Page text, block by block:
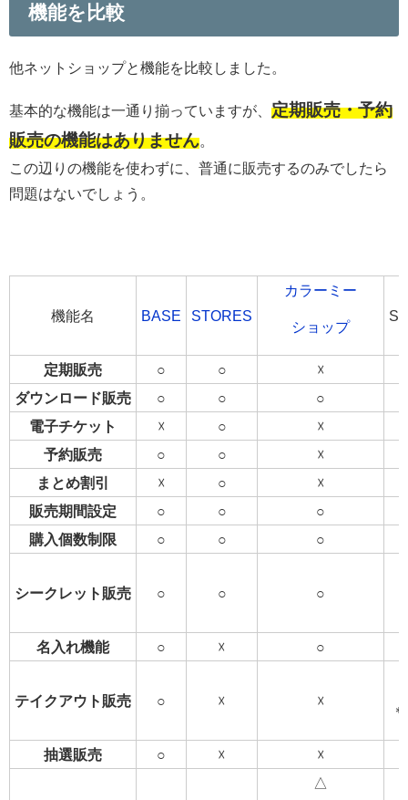
機能を比較
他ネットショップと機能を比較しました。
基本的な機能は一通り揃っていますが、 定期販売・予約
販売の機能はありません。
この辺りの機能を使わずに、普通に販売するのみでしたら
問題はないでしょう。
機能名 BASE STORES
カラーミー
ショップ
定期販売 ○ ○
☓
ダウンロード販売
○ ○
○
電子チケット
☓ ○
☓
予約販売
○ ○
☓
まとめ割引
☓ ○
☓
販売期間設定
○ ○
○
購入個数制限
○ ○ ○
シークレット販売 ○ ○ ○
名入れ機能 ○ ☓ ○
テイクアウト販売 ○ ☓ ☓
抽選販売 ○ ☓ ☓
△